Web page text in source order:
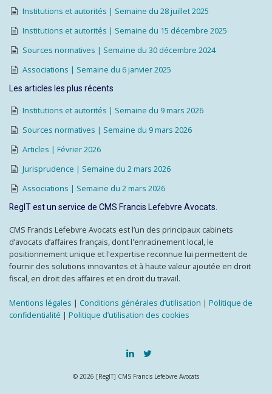
Institutions et autorités | Semaine du 28 juillet 2025
Institutions et autorités | Semaine du 15 décembre 2025
Sources normatives | Semaine du 30 décembre 2024
Associations | Semaine du 6 janvier 2025
Les articles les plus récents
Institutions et autorités | Semaine du 9 mars 2026
Sources normatives | Semaine du 9 mars 2026
Articles | Février 2026
Jurisprudence | Semaine du 2 mars 2026
Associations | Semaine du 2 mars 2026
RegIT est un service de CMS Francis Lefebvre Avocats.
CMS Francis Lefebvre Avocats est l’un des principaux cabinets
d’avocats d’affaires français, dont l'enracinement local, le
positionnement unique et l'expertise reconnue lui permettent de
fournir des solutions innovantes et à haute valeur ajoutée en droit
fiscal, en droit des affaires et en droit du travail.
Mentions légales | Conditions générales d’utilisation | Politique de
confidentialité | Politique d’utilisation des cookies
© 2026 [RegIT] CMS Francis Lefebvre Avocats